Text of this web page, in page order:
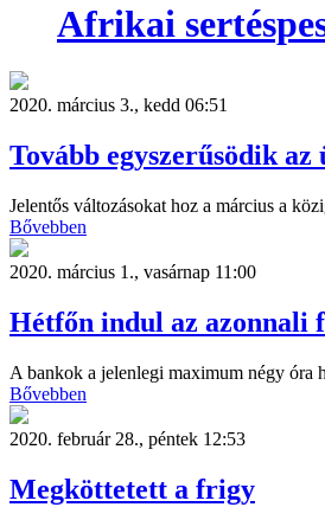
Afrikai
2020. március 3., kedd 06:51
Tovább egyszerűsödik az
Jelentős változásokat hoz a március a
Bővebben
2020. március 1., vasárnap 11:00
Hétfőn indul az azonnali
A bankok a jelenlegi maximum négy óra
Bővebben
2020. február 28., péntek 12:53
Megköttetett a frigy